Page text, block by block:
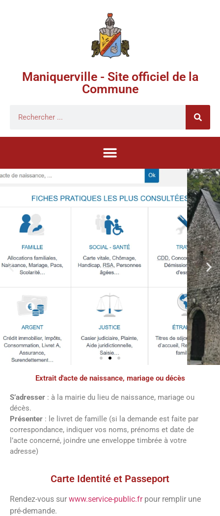
Maniquerville - Site officiel de la
Commune
Démarches
administratives
Faîtes vos démarches en ligne sur notre
site en cliquant sur le bouton ci-dessous
Extrait d'acte de naissance, mariage ou décès
S’adresser : à la mairie du lieu de naissance, mariage ou
décès.
Présenter : le livret de famille (si la demande est faite par
correspondance, indiquer vos noms, prénoms et date de
l’acte concerné, joindre une enveloppe timbrée à votre
adresse)
Carte Identité et Passeport
Rendez-vous sur www.service-public.frpour remplir une
pré-demande.